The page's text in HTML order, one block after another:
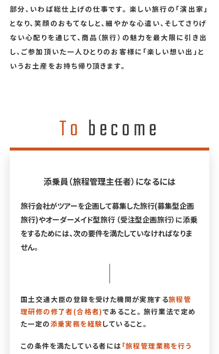
部分、いわば総仕上げの仕事です。 楽しい旅行の「演出家」
となり、笑顔のおもてなしと、細やかな心遣い、そしてさりげ
ない心配りを通じて、商品（旅行）の魅力を最大限に引き出
し、ご参加頂いた一人ひとりのお客様に「楽しい想い出」と
いうお土産をお持ち帰り頂きます。
To become
添乗員（旅程管理主任者）になるには
旅行会社がツアーを企画して募集した旅行(募集型企画
旅行)やオーダーメイド型旅行 （受注型企画旅行）に添乗
をするためには、次の要件を満たしていなければなりま
せん。
国土交通大臣の登録を受けた機関が実施する旅程管
理研修の修了者(合格者)であること。 旅行業法で定め
た一定の添乗実務を経験していること。
この条件を満たしている者には 「旅程管理業務を行う